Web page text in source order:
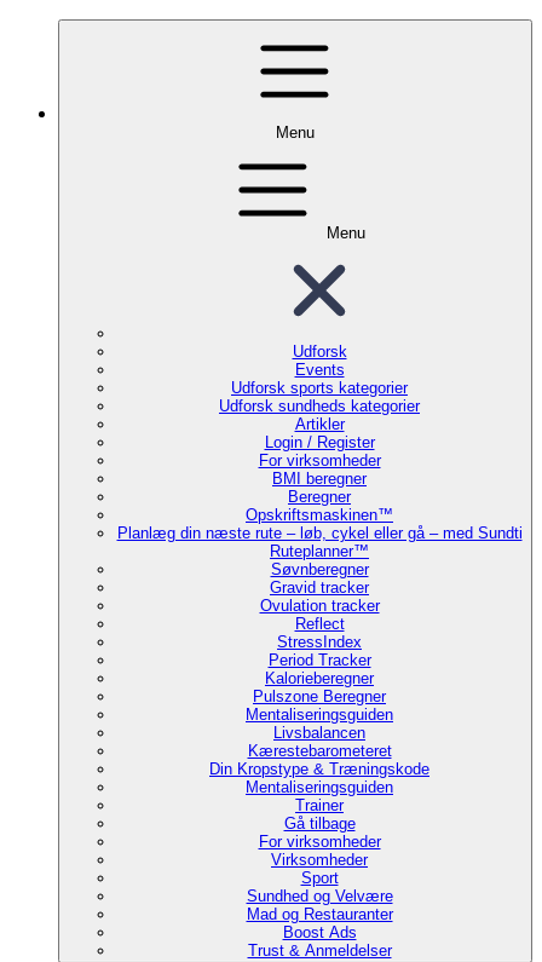
Menu
Menu
Udforsk
Events
Udforsk sports kategorier
Udforsk sundheds kategorier
Artikler
Login / Register
For virksomheder
BMI beregner
Beregner
Opskriftsmaskinen™
Planlæg din næste rute – løb, cykel eller gå – med Sundti
Ruteplanner™
Søvnberegner
Gravid tracker
Ovulation tracker
Reflect
StressIndex
Period Tracker
Kalorieberegner
Pulszone Beregner
Mentaliseringsguiden
Livsbalancen
Kærestebarometeret
Din Kropstype & Træningskode
Mentaliseringsguiden
Trainer
Gå tilbage
For virksomheder
Virksomheder
Sport
Sundhed og Velvære
Mad og Restauranter
Boost Ads
Trust & Anmeldelser